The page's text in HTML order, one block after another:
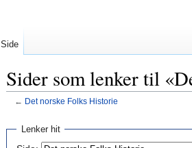
Sider som lenker til
← Det norske Folks Historie
Hopp
HoppLenker hit
Side